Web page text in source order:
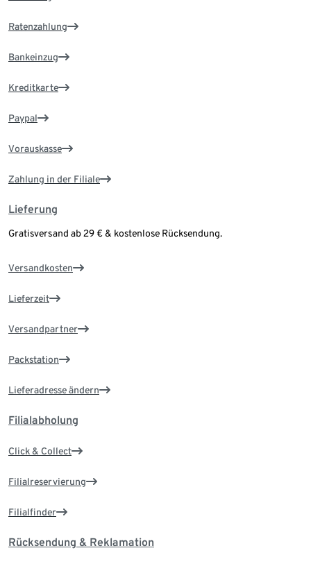
Ratenzahlung
Bankeinzug
Kreditkarte
Paypal
Vorauskasse
Zahlung in der Filiale
Lieferung
Gratisversand ab 29 € & kostenlose Rücksendung.
Versandkosten
Lieferzeit
Versandpartner
Packstation
Lieferadresse ändern
Filialabholung
Click & Collect
Filialreservierung
Filialfinder
Rücksendung & Reklamation